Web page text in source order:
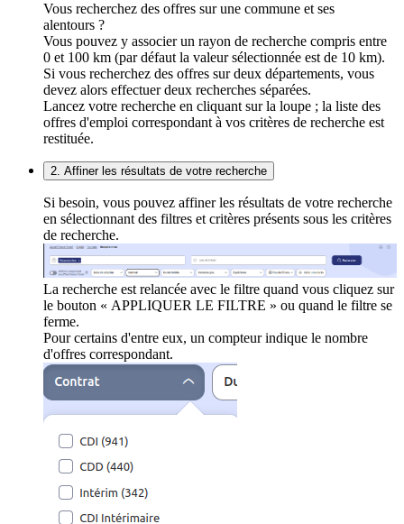
Vous recherchez des offres sur une commune et ses
alentours ?
Vous pouvez y associer un rayon de recherche compris entre
0 et 100 km (par défaut la valeur sélectionnée est de 10 km).
Si vous recherchez des offres sur deux départements, vous
devez alors effectuer deux recherches séparées.
Lancez votre recherche en cliquant sur la loupe ; la liste des
offres d'emploi correspondant à vos critères de recherche est
restituée.
2. Affiner les résultats de votre recherche
Si besoin, vous pouvez affiner les résultats de votre recherche
en sélectionnant des filtres et critères présents sous les critères
de recherche.
La recherche est relancée avec le filtre quand vous cliquez sur
le bouton « APPLIQUER LE FILTRE » ou quand le filtre se
ferme.
Pour certains d'entre eux, un compteur indique le nombre
d'offres correspondant.